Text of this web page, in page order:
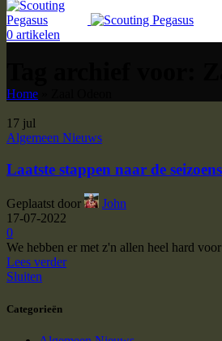
0 artikelen
Home
17 jul
Algemeen Nieuws
Laatste stappen naar de
Geplaatst door
John
17-07-2022
0
We hebben er met z'n allen heel hard
Lees verder
Sluiten
Categorieën